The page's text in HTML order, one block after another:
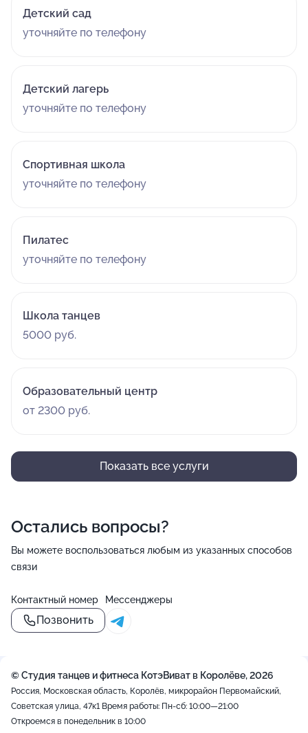
Детский сад
уточняйте по телефону
Детский лагерь
уточняйте по телефону
Спортивная школа
уточняйте по телефону
Пилатес
уточняйте по телефону
Школа танцев
5000 руб.
Образовательный центр
от 2300 руб.
Показать все услуги
Остались вопросы?
Вы можете воспользоваться любым из указанных способов
связи
Контактный номер
Позвонить
Мессенджеры
© Студия танцев и фитнеса КотэВиват в Королёве, 2026
Россия, Московская область, Королёв, микрорайон Первомайский,
Советская улица, 47к1 Время работы: Пн-сб: 10:00—21:00
Откроемся в понедельник в 10:00